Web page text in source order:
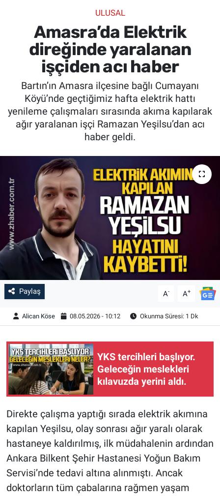
ULUSAL
Amasra’da Elektrik
direğinde yaralanan
işçiden acı haber
Bartın’ın Amasra ilçesine bağlı Cumayanı
Köyü’nde geçtiğimiz hafta elektrik hattı
yenileme çalışmaları sırasında akıma kapılarak
ağır yaralanan işçi Ramazan Yeşilsu’dan acı
haber geldi.
Paylaş A- A+
Alican Köse 08.05.2026 - 10:12 Okunma Süresi: 1 Dk
YKS tercihleri başlıyor.
Geleceğin meslekleri
kılavuzda yerini aldı.
Direkte çalışma yaptığı sırada elektrik akımına
kapılan Yeşilsu, olay sonrası ağır yaralı olarak
hastaneye kaldırılmış, ilk müdahalenin ardından
Ankara Bilkent Şehir Hastanesi Yoğun Bakım
Servisi’nde tedavi altına alınmıştı. Ancak
doktorların tüm çabalarına rağmen yaşam
SPOR
SAĞLIK